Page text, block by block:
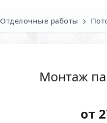
Отделочные работы
Монтаж
от